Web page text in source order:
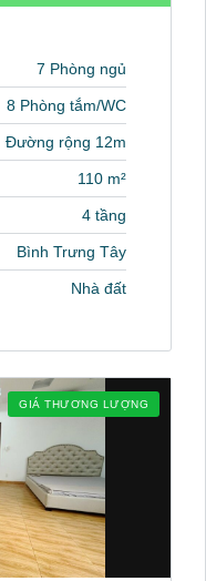
7 Phòng ngủ
8 Phòng tắm/WC
Đường rộng 12m
110 m²
4 tầng
Bình Trưng Tây
Nhà đất
GIÁ THƯƠNG LƯỢNG